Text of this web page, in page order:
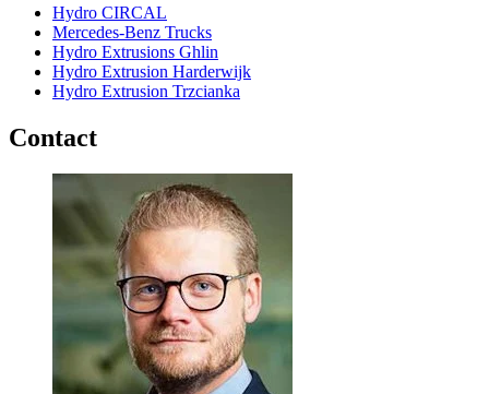
Hydro CIRCAL
Mercedes-Benz Trucks
Hydro Extrusions Ghlin
Hydro Extrusion Harderwijk
Hydro Extrusion Trzcianka
Contact